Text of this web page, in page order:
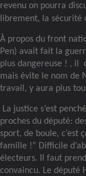
revenu on pourra
librement, la sécurité
À propos du front
Pen) avait fait la
plus dangereuse ! , il
mais évite le nom de
travail, y aura plus
La justice s’est
proches du député:
sport, de boule, c’est
famille !” Difficile
électeurs. Il faut
convaincu. Le député